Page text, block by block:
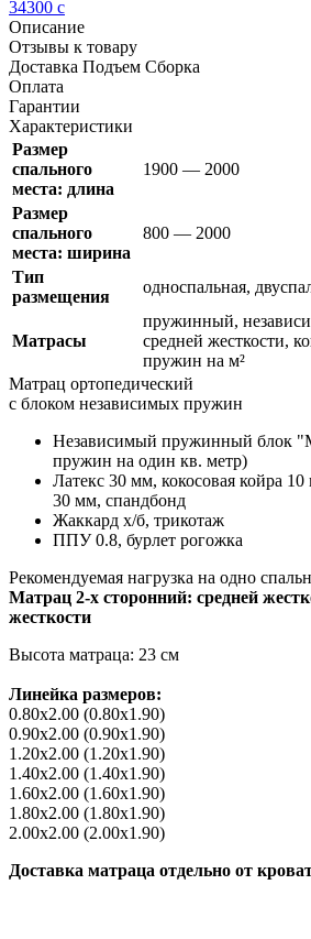
34300 c
Описание
Отзывы к товару
Доставка Подъем Сборка
Оплата
Гарантии
Характеристики
Размер
спального
места: длина
1900 — 2000
Размер
спального
места: ширина
800 — 2000
Тип
размещения
односпальная,
Матрасы
пружинный,
средней жесткости,
пружин на м²
Матрац ортопедический
с блоком независимых пружин
Независимый пружинный блок
пружин на один кв. метр)
Латекс 30 мм, кокосовая койра
30 мм, спандбонд
Жаккард х/б, трикотаж
ППУ 0.8, бурлет рогожка
Рекомендуемая нагрузка на одно
Матрац 2-х сторонний: средней
жесткости
Высота матраца: 23 см
Линейка размеров:
0.80х2.00 (0.80х1.90)
0.90х2.00 (0.90х1.90)
1.20х2.00 (1.20х1.90)
1.40х2.00 (1.40х1.90)
1.60х2.00 (1.60х1.90)
1.80х2.00 (1.80х1.90)
2.00х2.00 (2.00х1.90)
Доставка матраца отдельно от